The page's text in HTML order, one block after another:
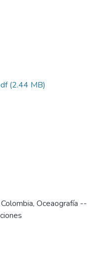
(2.44 MB)
, Oceaografía --